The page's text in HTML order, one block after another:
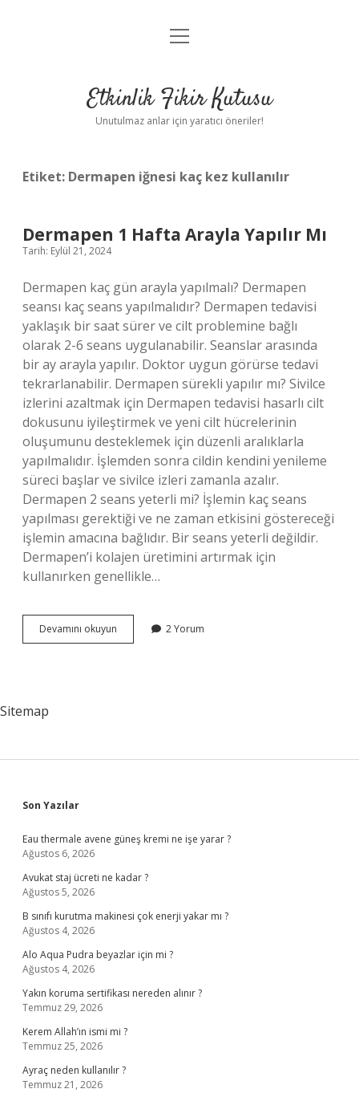
Anasayfa
Yasal Uyarı
menüyü
Etkinlik Fikir Kutusu
Unutulmaz anlar için yaratıcı öneriler!
Etiket: Dermapen iğnesi kaç kez kullanılır
Dermapen 1 Hafta Arayla Yapılır Mı
Tarih: Eylül 21, 2024
Dermapen kaç gün arayla yapılmalı? Dermapen
seansı kaç seans yapılmalıdır? Dermapen tedavisi
yaklaşık bir saat sürer ve cilt problemine bağlı
olarak 2-6 seans uygulanabilir. Seanslar arasında
bir ay arayla yapılır. Doktor uygun görürse tedavi
tekrarlanabilir. Dermapen sürekli yapılır mı? Sivilce
izlerini azaltmak için Dermapen tedavisi hasarlı cilt
dokusunu iyileştirmek ve yeni cilt hücrelerinin
oluşumunu desteklemek için düzenli aralıklarla
yapılmalıdır. İşlemden sonra cildin kendini yenileme
süreci başlar ve sivilce izleri zamanla azalır.
Dermapen 2 seans yeterli mi? İşlemin kaç seans
yapılması gerektiği ve ne zaman etkisini göstereceği
işlemin amacına bağlıdır. Bir seans yeterli değildir.
Dermapen’i kolajen üretimini artırmak için
kullanırken genellikle…
Devamını okuyun Dermapen
1
2 Yorum
Sitemap
Sidebar
Son Yazılar
Eau thermale avene güneş kremi ne işe yarar ?
Ağustos 6, 2026
Avukat staj ücreti ne kadar ?
Ağustos 5, 2026
B sınıfı kurutma makinesi çok enerji yakar mı ?
Ağustos 4, 2026
Alo Aqua Pudra beyazlar için mi ?
Ağustos 4, 2026
Yakın koruma sertifikası nereden alınır ?
Temmuz 29, 2026
Kerem Allah’ın ismi mi ?
Temmuz 25, 2026
Ayraç neden kullanılır ?
Temmuz 21, 2026